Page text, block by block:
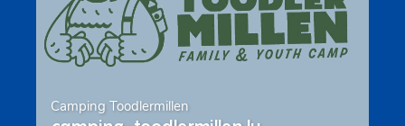
Camping Toodlermillen